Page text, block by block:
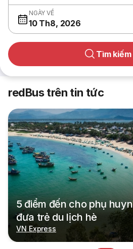
NGÀY VỀ
10 Th8, 2026
Tìm
redBus trên tin tức
5 điểm đến cho phụ
đưa trẻ du lịch hè
VN Express